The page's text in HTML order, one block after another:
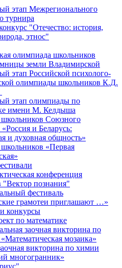
этап Межрегионального
турнира
"Отечество: история,
этнос"
олимпиада школьников
земли Владимирской
этап Российской психолого-
олимпиады школьников К.Д.
этап олимпиады по
имени М. Келдыша
Союзного
«Россия и Беларусь:
и духовная общность»
«Первая
конференция
"Вектор познания"
фестиваль
грамотеи приглашают …»
конкурсы
по математике
заочная викторина по
мозаика»
викторина по химии
многогранник»